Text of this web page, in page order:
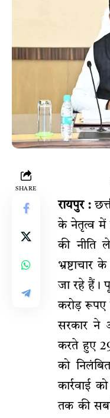
SHARE
रायपुर :
के नेतृत्व में
की नीति
भ्रष्टाचार
जा रहे हैं।
करोड़ रूपए
सरकार ने
करते हुए
को
कार्रवाई
तक की सबसे